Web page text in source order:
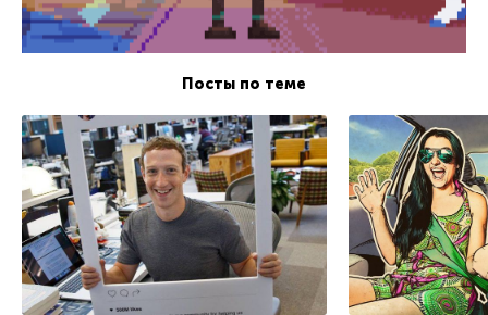
Посты по теме